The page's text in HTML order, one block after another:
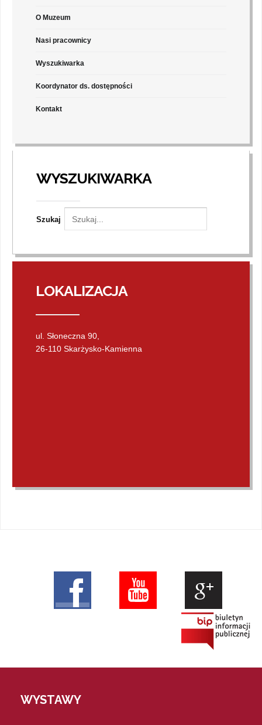
O Muzeum
Nasi pracownicy
Wyszukiwarka
Koordynator ds. dostępności
Kontakt
WYSZUKIWARKA
Szukaj
LOKALIZACJA
ul. Słoneczna 90,
26-110 Skarżysko-Kamienna
WYSTAWY